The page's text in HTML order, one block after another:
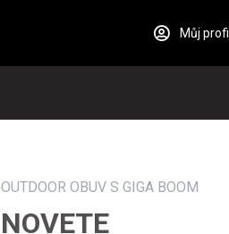
Můj profil
OUTDOOR OBUV S GIGA BOOM
NOVETE